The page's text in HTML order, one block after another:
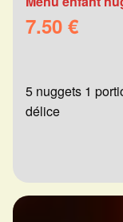
7.50 €
5 nuggets 1
délice